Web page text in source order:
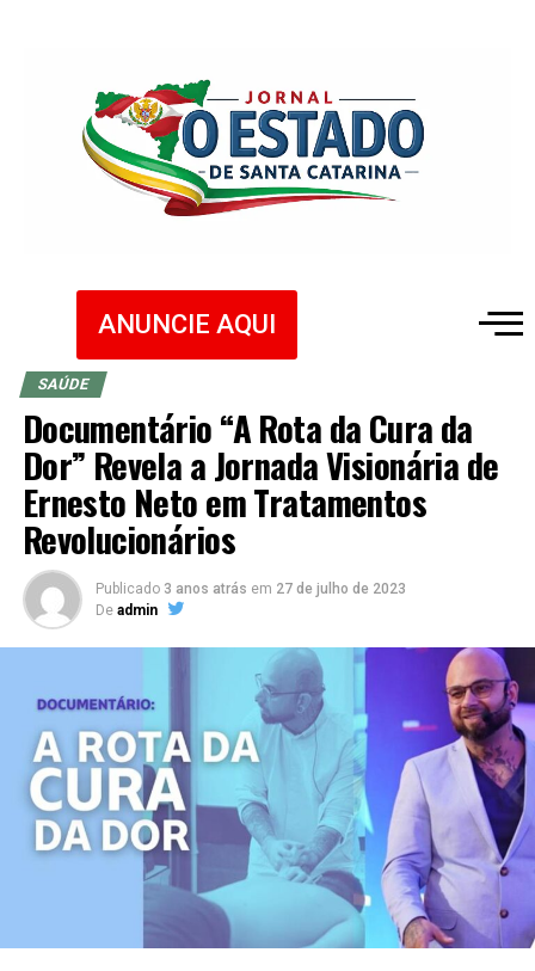
ANUNCIE AQUI
SAÚDE
Documentário “A Rota da Cura da
Dor” Revela a Jornada Visionária de
Ernesto Neto em Tratamentos
Revolucionários
Publicado 3 anos atrás em 27 de julho de 2023
De admin